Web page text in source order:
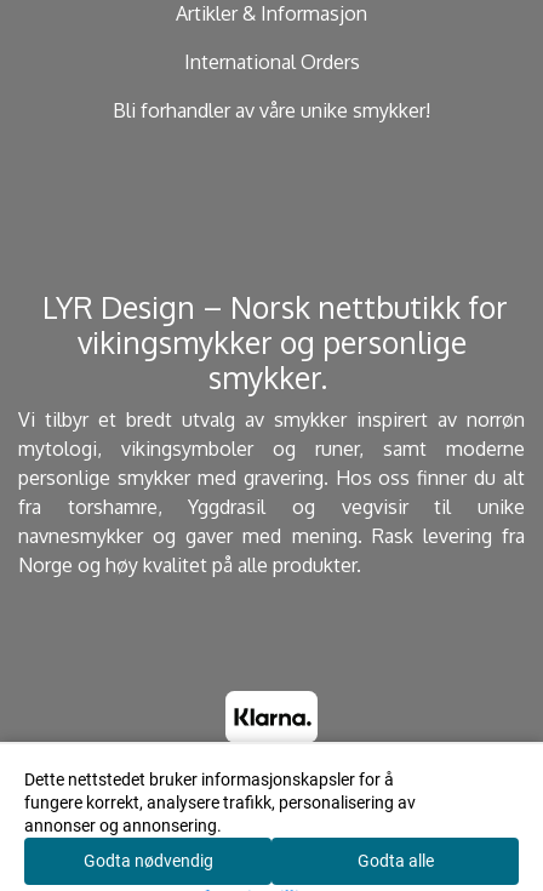
Dette nettstedet bruker informasjonskapsler for å
fungere korrekt, analysere trafikk, personalisering av
annonser og annonsering.
Godta nødvendig
Godta alle
Artikler & Informasjon
International Orders
Bli forhandler av våre unike smykker!
​ LYR Design – Norsk nettbutikk for
vikingsmykker og personlige
smykker. ​
Vi tilbyr et bredt utvalg av smykker inspirert av norrøn
mytologi, vikingsymboler og runer, samt moderne
personlige smykker med gravering. Hos oss finner du alt
fra torshamre, Yggdrasil og vegvisir til unike
navnesmykker og gaver med mening. Rask levering fra
Norge og høy kvalitet på alle produkter.
© 2023 Lyrdesign.no - Powered by Mystore.no